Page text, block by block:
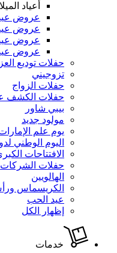
أعياد
عروض عيد
عروض عيد
عروض عيد
عروض عيد
حفلات توديع
تزوجيني
حفلات الزواج
حفلات الكشف
بيبي شاور
مولود جديد
يوم علم
اليوم الوطني
الافتتاحات
حفلات الشركات
الهالويين
الكريسماس
عيد الحب
إظهار الكل
خدمات